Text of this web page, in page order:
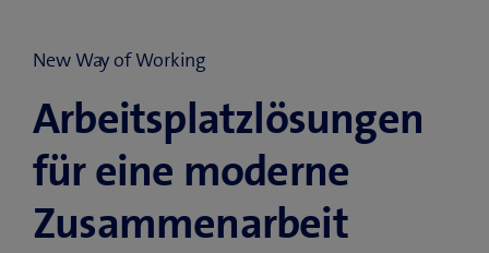
New Way of Working
Arbeitsplatz­­lösungen
für eine moderne
Zusammen­arbeit